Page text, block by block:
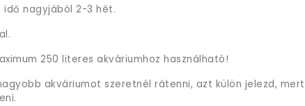
idő nagyjából 2-3 hét.
250 literes akváriumhoz használható!
akváriumot szeretnél rátenni, azt külön jelezd,